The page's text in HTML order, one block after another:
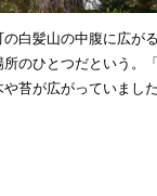
白髪山の中腹に広が
のひとつだという。
苔が広がっていまし